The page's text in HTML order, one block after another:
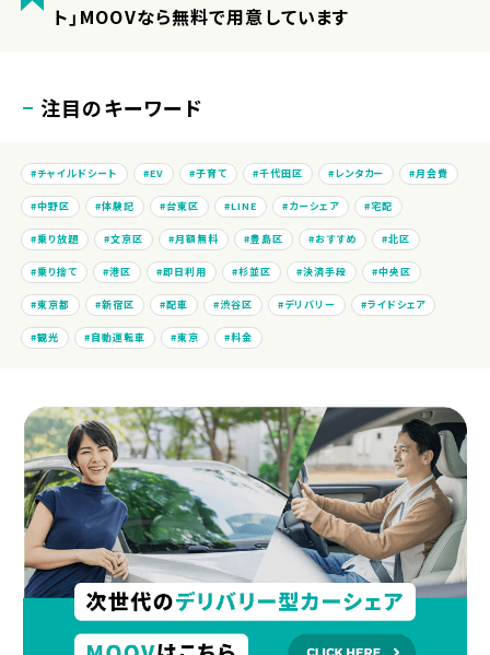
ト」MOOVなら無料で用意しています
注目のキーワード
チャイルドシート EV 子育て 千代田区 レンタカー 月会費
中野区 体験記 台東区 LINE カーシェア 宅配
乗り放題 文京区 月額無料 豊島区 おすすめ 北区
乗り捨て 港区 即日利用 杉並区 決済手段 中央区
東京都 新宿区 配車 渋谷区 デリバリー ライドシェア
観光 自動運転車 東京 料金